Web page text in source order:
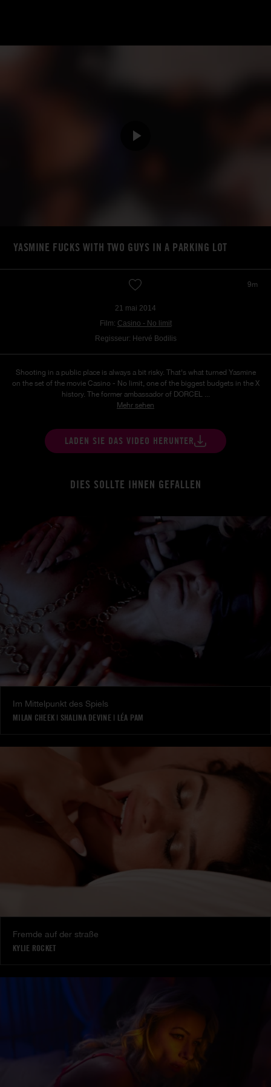
YASMINE FUCKS WITH TWO GUYS IN A PARKING LOT
9m
21 mai 2014
Film: Casino - No limit
Regisseur: Hervé Bodilis
Shooting in a public place is always a bit risky. That's what turned Yasmine
on the set of the movie Casino - No limit, one of the biggest budgets in the X
history. The former ambassador of DORCEL ...
Mehr sehen
LADEN SIE DAS VIDEO HERUNTER
DIES SOLLTE IHNEN GEFALLEN
Im Mittelpunkt des Spiels
MILAN CHEEK | SHALINA DEVINE| LÉA PAM
Fremde auf der straße
KYLIE ROCKET